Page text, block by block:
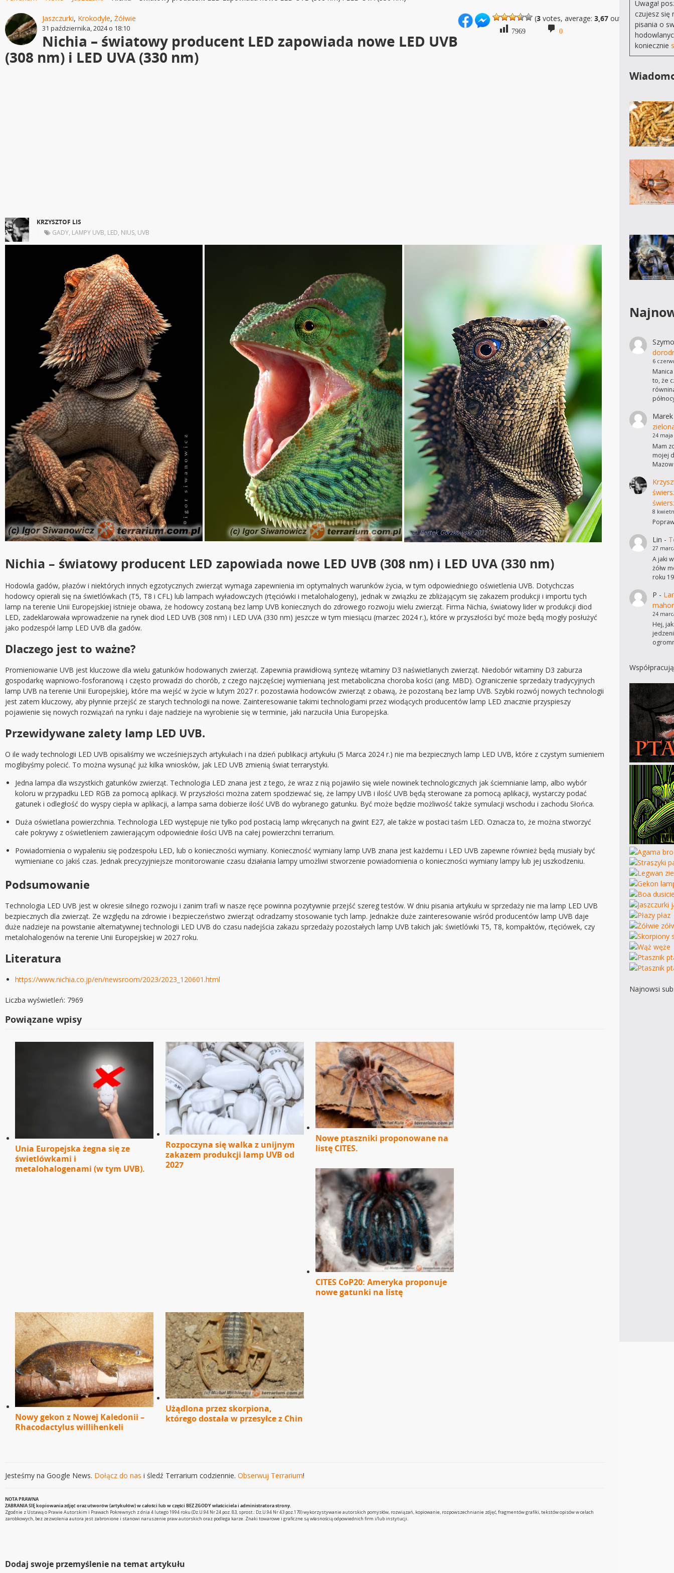
(3votes, average: 3,67out of 5)
7969 0
Jaszczurki, Krokodyle, Żółwie
31 października, 2024 o 18:10
Nichia – światowy producent LED zapowiada nowe LED UVB
(308 nm) i LED UVA (330 nm)
KRZYSZTOF LIS
GADY, LAMPY UVB, LED, NIUS, UVB
Nichia – światowy producent LED zapowiada nowe LED UVB (308 nm) i LED UVA (330 nm)
Hodowla gadów, płazów i niektórych innych egzotycznych zwierząt wymaga zapewnienia im optymalnych warunków życia, w tym odpowiedniego oświetlenia UVB. Dotychczas
hodowcy opierali się na świetlówkach (T5, T8 i CFL) lub lampach wyładowczych (rtęciówki i metalohalogeny), jednak w związku ze zbliżającym się zakazem produkcji i importu tych
lamp na terenie Unii Europejskiej istnieje obawa, że hodowcy zostaną bez lamp UVB koniecznych do zdrowego rozwoju wielu zwierząt. Firma Nichia, światowy lider w produkcji diod
LED, zadeklarowała wprowadzenie na rynek diod LED UVB (308 nm) i LED UVA (330 nm) jeszcze w tym miesiącu (marzec 2024 r.), które w przyszłości być może będą mogły posłużyć
jako podzespół lamp LED UVB dla gadów.
Dlaczego jest to ważne?
Promieniowanie UVB jest kluczowe dla wielu gatunków hodowanych zwierząt. Zapewnia prawidłową syntezę witaminy D3 naświetlanych zwierząt. Niedobór witaminy D3 zaburza
gospodarkę wapniowo-fosforanową i często prowadzi do chorób, z czego najczęściej wymienianą jest metaboliczna choroba kości (ang. MBD). Ograniczenie sprzedaży tradycyjnych
lamp UVB na terenie Unii Europejskiej, które ma wejść w życie w lutym 2027 r. pozostawia hodowców zwierząt z obawą, że pozostaną bez lamp UVB. Szybki rozwój nowych technologii
jest zatem kluczowy, aby płynnie przejść ze starych technologii na nowe. Zainteresowanie takimi technologiami przez wiodących producentów lamp LED znacznie przyspieszy
pojawienie się nowych rozwiązań na rynku i daje nadzieje na wyrobienie się w terminie, jaki narzuciła Unia Europejska.
Przewidywane zalety lamp LED UVB.
O ile wady technologii LED UVB opisaliśmy we wcześniejszych artykułach i na dzień publikacji artykułu (5 Marca 2024 r.) nie ma bezpiecznych lamp LED UVB, które z czystym sumieniem
moglibyśmy polecić. To można wysunąć już kilka wniosków, jak LED UVB zmienią świat terrarystyki.
Jedna lampa dla wszystkich gatunków zwierząt. Technologia LED znana jest z tego, że wraz z nią pojawiło się wiele nowinek technologicznych jak ściemnianie lamp, albo wybór
koloru w przypadku LED RGB za pomocą aplikacji. W przyszłości można zatem spodziewać się, że lampy UVB i ilość UVB będą sterowane za pomocą aplikacji, wystarczy podać
gatunek i odległość do wyspy ciepła w aplikacji, a lampa sama dobierze ilość UVB do wybranego gatunku. Być może będzie możliwość także symulacji wschodu i zachodu Słońca.
Duża oświetlana powierzchnia. Technologia LED występuje nie tylko pod postacią lamp wkręcanych na gwint E27, ale także w postaci taśm LED. Oznacza to, że można stworzyć
całe pokrywy z oświetleniem zawierającym odpowiednie ilości UVB na całej powierzchni terrarium.
Powiadomienia o wypaleniu się podzespołu LED, lub o konieczności wymiany. Konieczność wymiany lamp UVB znana jest każdemu i LED UVB zapewne również będą musiały być
wymieniane co jakiś czas. Jednak precyzyjniejsze monitorowanie czasu działania lampy umożliwi stworzenie powiadomienia o konieczności wymiany lampy lub jej uszkodzeniu.
Podsumowanie
Technologia LED UVB jest w okresie silnego rozwoju i zanim trafi w nasze ręce powinna pozytywnie przejść szereg testów. W dniu pisania artykułu w sprzedaży nie ma lamp LED UVB
bezpiecznych dla zwierząt. Ze względu na zdrowie i bezpieczeństwo zwierząt odradzamy stosowanie tych lamp. Jednakże duże zainteresowanie wśród producentów lamp UVB daje
duże nadzieje na powstanie alternatywnej technologii LED UVB do czasu nadejścia zakazu sprzedaży pozostałych lamp UVB takich jak: świetlówki T5, T8, kompaktów, rtęciówek, czy
metalohalogenów na terenie Unii Europejskiej w 2027 roku.
Literatura
https://www.nichia.co.jp/en/newsroom/2023/2023_120601.html
Liczba wyświetleń: 7969
Powiązane wpisy
Unia Europejska żegna się ze
świetlówkami i
metalohalogenami (w tym UVB).
Rozpoczyna się walka z unijnym
zakazem produkcji lamp UVB od
2027
Nowe ptaszniki proponowane na
listę CITES.
CITES CoP20: Ameryka proponuje
nowe gatunki na listę
Nowy gekon z Nowej Kaledonii –
Rhacodactylus willihenkeli
Użądlona przez skorpiona,
którego dostała w przesyłce z Chin
Jesteśmy na Google News. Dołącz do nas i śledź Terrarium codziennie. Obserwuj Terrarium!
NOTA PRAWNA
ZABRANIA SIĘ kopiowania zdjęć oraz utworów (artykułów) w całości lub w części BEZ ZGODY właściciela i administratora strony.
Zgodnie z Ustawą o Prawie Autorskim i Prawach Pokrewnych z dnia 4 lutego 1994 roku (Dz.U.94 Nr 24 poz. 83, sprost.: Dz.U.94 Nr 43 poz.170) wykorzystywanie autorskich pomysłów, rozwiązań, kopiowanie, rozpowszechnianie zdjęć, fragmentów grafiki, tekstów opisów w celach
zarobkowych, bez zezwolenia autora jest zabronione i stanowi naruszenie praw autorskich oraz podlega karze. Znaki towarowe i graficzne są własnością odpowiednich firm i/lub instytucji.
Dodaj swoje przemyślenie na temat artykułu
Uwaga!
czujesz się
pisania o
koniecznie
6
to, że
Marek
24 maja
Mam
mojej
8
Lin -
27
A jaki
żółw
roku
P -
24
Hej,
Najnowsi